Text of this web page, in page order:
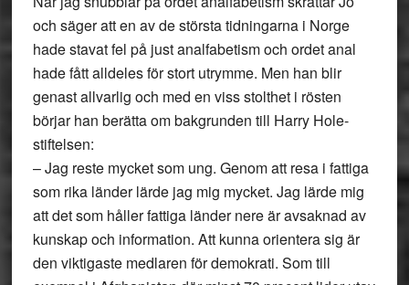
och säger att en av de största tidningarna i Norge
hade stavat fel på just analfabetism och ordet anal
hade fått alldeles för stort utrymme. Men han blir
genast allvarlig och med en viss stolthet i rösten
börjar han berätta om bakgrunden till Harry Hole-
stiftelsen:
– Jag reste mycket som ung. Genom att resa i fattiga
som rika länder lärde jag mig mycket. Jag lärde mig
att det som håller fattiga länder nere är avsaknad av
kunskap och information. Att kunna orientera sig är
den viktigaste medlaren för demokrati. Som till